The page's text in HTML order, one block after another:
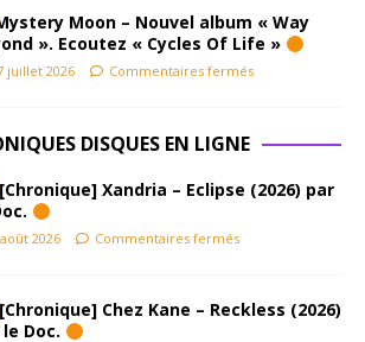
Moon – Nouvel album « Way
». Ecoutez « Cycles Of Life »
juillet 2026 Commentaires fermés
DISQUES EN LIGNE
[Chronique] Xandria – Eclipse (2026) par
2026 Commentaires fermés
[Chronique] Chez Kane – Reckless (2026)
Doc.